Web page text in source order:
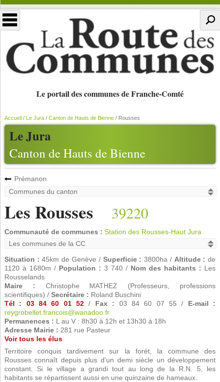
Le portail des communes de Franche-Comté
Le Jura
Canton de Hauts de Bienne
Accueil/ Le Jura/ Canton de Hauts de Bienne/ Rousses
Prémanon
Les Rousses 39220
Communauté de communes : Station des Rousses-Haut Jura
Situation : 45km de Genève / Superficie : 3800ha / Altitude : de
1120 à 1680m / Population : 3 740 / Nom des habitants : Les
Rousselands
Maire : Christophe MATHEZ (Professeurs, professions
scientifiques) / Secrétaire : Roland Buschini
Tél : 03 84 60 01 52 / Fax : 03 84 60 07 55 / E-mail :
reygrobellet.francois@wanadoo.fr
Permanences : L au V : 8h30 à 12h et 13h30 à 18h
Adresse Mairie : 281 rue Pasteur
Voir tous les élus
Territoire conquis tardivement sur la forét, la commune des
Rousses connaît depuis plus d'un demi siècle un développement
constant. Si le village a grandi tout au long de la R.N. 5, les
habitants se répartissent aussi en une quinzaine de hameaux.